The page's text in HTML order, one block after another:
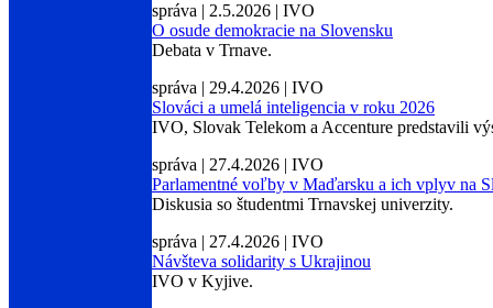
správa | 2.5.2026 | IVO
O osude demokracie na Slovensku
Debata v Trnave.
správa | 29.4.2026 | IVO
Slováci a umelá inteligencia v roku 2026
IVO, Slovak Telekom a Accenture predstavili
správa | 27.4.2026 | IVO
Parlamentné voľby v Maďarsku a ich vplyv na
Diskusia so študentmi Trnavskej univerzity.
správa | 27.4.2026 | IVO
Návšteva solidarity s Ukrajinou
IVO v Kyjive.